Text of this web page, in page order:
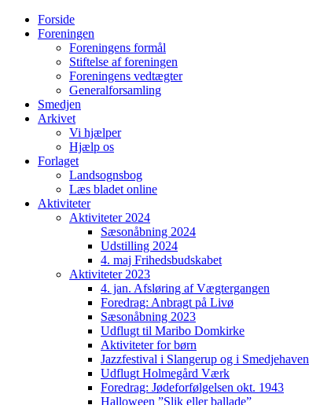
Forside
Foreningen
Foreningens formål
Stiftelse af foreningen
Foreningens vedtægter
Generalforsamling
Smedjen
Arkivet
Vi hjælper
Hjælp os
Forlaget
Landsognsbog
Læs bladet online
Aktiviteter
Aktiviteter 2024
Sæsonåbning 2024
Udstilling 2024
4. maj Frihedsbudskabet
Aktiviteter 2023
4. jan. Afsløring af Vægtergangen
Foredrag: Anbragt på Livø
Sæsonåbning 2023
Udflugt til Maribo Domkirke
Aktiviteter for børn
Jazzfestival i Slangerup og i Smedjehaven
Udflugt Holmegård Værk
Foredrag: Jødeforfølgelsen okt. 1943
Halloween ”Slik eller ballade”